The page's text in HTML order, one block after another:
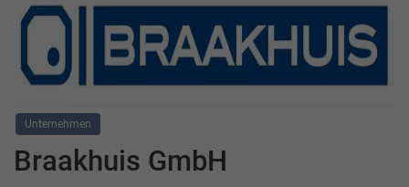
Unternehmen
Braakhuis GmbH